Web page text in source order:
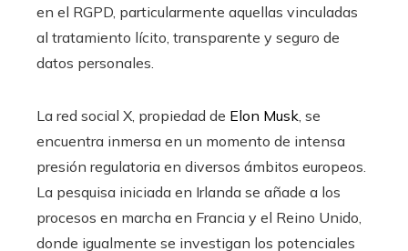
en el RGPD, particularmente aquellas vinculadas
al tratamiento lícito, transparente y seguro de
datos personales.
La red social X, propiedad de Elon Musk, se
encuentra inmersa en un momento de intensa
presión regulatoria en diversos ámbitos europeos.
La pesquisa iniciada en Irlanda se añade a los
procesos en marcha en Francia y el Reino Unido,
donde igualmente se investigan los potenciales